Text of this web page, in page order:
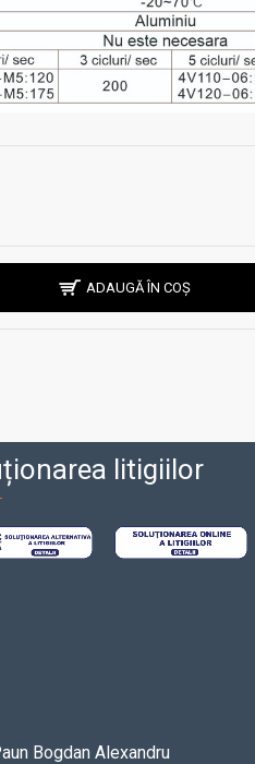
ADAUGĂ ÎN COȘ
litigiilor
Bogdan Alexandru